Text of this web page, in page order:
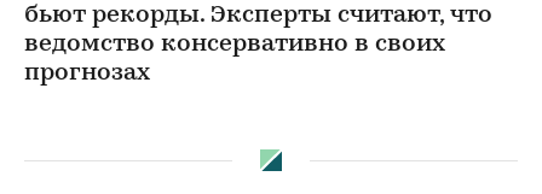
бьют рекорды. Эксперты считают, что
ведомство консервативно в своих
прогнозах